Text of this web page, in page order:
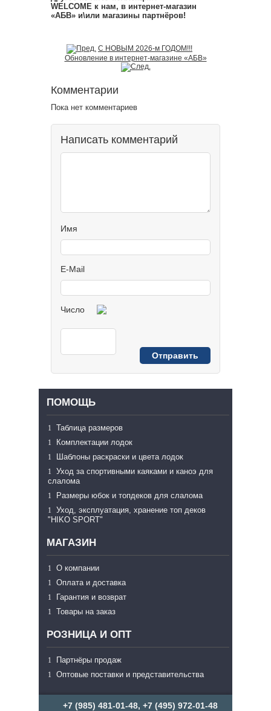
WELCOME к нам, в интернет-магазин
«АБВ» и\или магазины партнёров!
С НОВЫМ 2026-м ГОДОМ!!!
Обновление в интернет-магазине «АБВ»
Комментарии
Пока нет комментариев
Написать комментарий
Имя
E-Mail
Число
ПОМОЩЬ
Таблица размеров
Комплектации лодок
Шаблоны раскраски и цвета лодок
Уход за спортивными каяками и каноэ для
слалома
Размеры юбок и топдеков для слалома
Уход, эксплуатация, хранение топ деков
"HIKO SPORT"
МАГАЗИН
О компании
Оплата и доставка
Гарантия и возврат
Товары на заказ
РОЗНИЦА И ОПТ
Партнёры продаж
Оптовые поставки и представительства
+7 (985) 481-01-48, +7 (495) 972-01-48